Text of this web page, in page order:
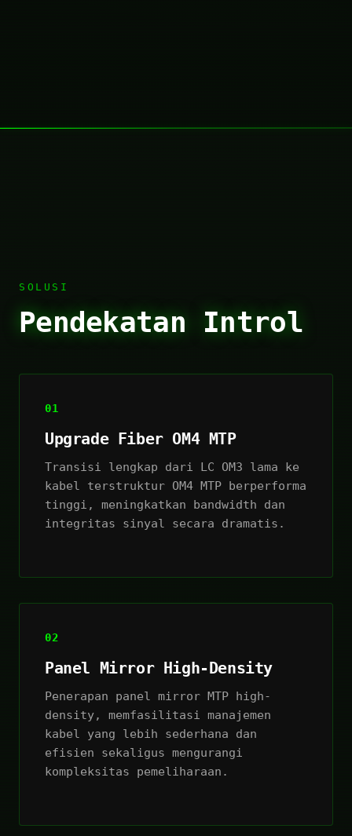
SOLUSI
Pendekatan Introl
01
Upgrade Fiber OM4 MTP
Transisi lengkap dari LC OM3 lama ke
kabel terstruktur OM4 MTP berperforma
tinggi, meningkatkan bandwidth dan
integritas sinyal secara dramatis.
02
Panel Mirror High-Density
Penerapan panel mirror MTP high-
density, memfasilitasi manajemen
kabel yang lebih sederhana dan
efisien sekaligus mengurangi
kompleksitas pemeliharaan.